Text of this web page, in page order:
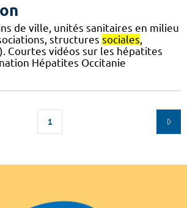
de ville, unités sanitaires en milieu
structures sociales
Courtes vidéos sur les hépatites
Hépatites Occitanie
1